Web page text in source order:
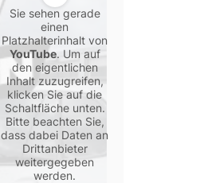
Sie sehen gerade
einen
Platzhalterinhalt von
YouTube. Um auf
den eigentlichen
Inhalt zuzugreifen,
klicken Sie auf die
Schaltfläche unten.
Bitte beachten Sie,
dass dabei Daten an
Drittanbieter
weitergegeben
werden.